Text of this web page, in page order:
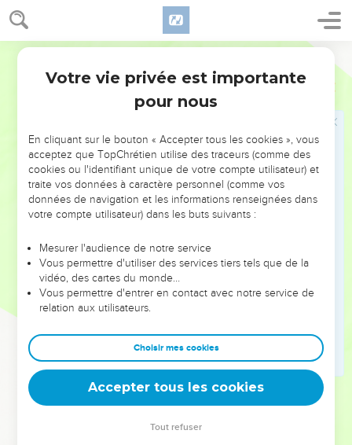
Matthieu 26
69 Pierre était assis dehors, dans la cour. Une servante
s’approcha de lui et lui dit : « Toi aussi, tu étais avec Jésus,
cet homme de Galilée. »
Mais il le nia devant tout le monde en déclarant : « Je ne
sais pas ce que tu veux dire. »
Puis il s’en alla vers la porte de la cour. Une autre servante
le vit et dit à ceux qui étaient là : « Celui-ci était avec Jésus
de Nazareth. »
Et Pierre le nia de nouveau en déclarant : « Je jure que je
ne connais pas cet homme. »
lui dirent : « Certainement, tu es l’un d’eux : ton accent
révèle d’où tu viens. »
Alors Pierre s’écria : « Que Dieu me punisse si je mens ! Je
le jure, je ne connais pas cet homme ! » A ce moment même,
et Pierre se rappela ce que Jésus lui avait dit : « Avant que
le coq chante, tu auras prétendu trois fois ne pas me
connaître. » Il sortit et pleura amèrement.
© Société biblique française – Bibli’O, 1997, avec autorisation. Pour vous procurer
Votre vie privée est importante
pour nous
En cliquant sur le bouton « Accepter tous les cookies », vous
acceptez que TopChrétien utilise des traceurs (comme des
cookies ou l'identifiant unique de votre compte utilisateur) et
traite vos données à caractère personnel (comme vos
données de navigation et les informations renseignées dans
votre compte utilisateur) dans les buts suivants :
Mesurer l'audience de notre service
Vous permettre d'utiliser des services tiers tels que de la
vidéo, des cartes du monde…
Vous permettre d'entrer en contact avec notre service de
relation aux utilisateurs.
Choisir mes cookies
Accepter tous les cookies
Tout refuser